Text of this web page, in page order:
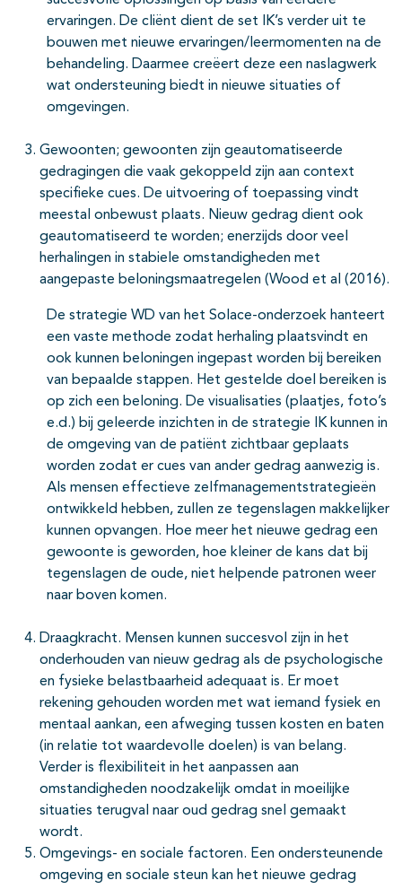
ervaringen. De cliënt dient de set IK’s verder uit te
bouwen met nieuwe ervaringen/leermomenten na de
behandeling. Daarmee creëert deze een naslagwerk
wat ondersteuning biedt in nieuwe situaties of
omgevingen.
Gewoonten; gewoonten zijn geautomatiseerde
gedragingen die vaak gekoppeld zijn aan context
specifieke cues. De uitvoering of toepassing vindt
meestal onbewust plaats. Nieuw gedrag dient ook
geautomatiseerd te worden; enerzijds door veel
herhalingen in stabiele omstandigheden met
aangepaste beloningsmaatregelen (Wood et al (2016).
De strategie WD van het Solace-onderzoek hanteert
een vaste methode zodat herhaling plaatsvindt en
ook kunnen beloningen ingepast worden bij bereiken
van bepaalde stappen. Het gestelde doel bereiken is
op zich een beloning. De visualisaties (plaatjes, foto’s
e.d.) bij geleerde inzichten in de strategie IK kunnen in
de omgeving van de patiënt zichtbaar geplaats
worden zodat er cues van ander gedrag aanwezig is.
Als mensen effectieve zelfmanagementstrategieën
ontwikkeld hebben, zullen ze tegenslagen makkelijker
kunnen opvangen. Hoe meer het nieuwe gedrag een
gewoonte is geworden, hoe kleiner de kans dat bij
tegenslagen de oude, niet helpende patronen weer
naar boven komen.
Draagkracht. Mensen kunnen succesvol zijn in het
onderhouden van nieuw gedrag als de psychologische
en fysieke belastbaarheid adequaat is. Er moet
rekening gehouden worden met wat iemand fysiek en
mentaal aankan, een afweging tussen kosten en baten
(in relatie tot waardevolle doelen) is van belang.
Verder is flexibiliteit in het aanpassen aan
omstandigheden noodzakelijk omdat in moeilijke
situaties terugval naar oud gedrag snel gemaakt
wordt.
Omgevings- en sociale factoren. Een ondersteunende
omgeving en sociale steun kan het nieuwe gedrag